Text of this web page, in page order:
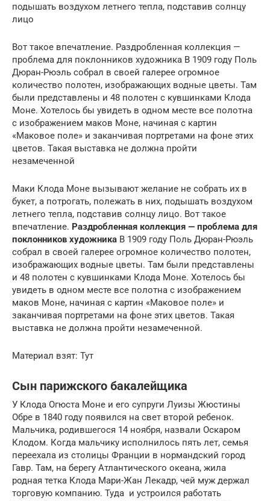
подышать воздухом летнего тепла, подставив солнцу
лицо
Вот такое впечатление. Раздробленная коллекция —
проблема для поклонников художника В 1909 году Поль
Дюран-Рюэль собрал в своей галерее огромное
количество полотен, изображающих водные цветы. Там
были представлены и 48 полотен с кувшинками Клода
Моне. Хотелось бы увидеть в одном месте все полотна
с изображением маков Моне, начиная с картин
«Маковое поле» и заканчивая портретами на фоне этих
цветов. Такая выставка не должна пройти
незамеченной
Маки Клода Моне вызывают желание не собрать их в
букет, а потрогать, полежать в них, подышать воздухом
летнего тепла, подставив солнцу лицо. Вот такое
впечатление. Раздробленная коллекция — проблема для
поклонников художника В 1909 году Поль Дюран-Рюэль
собрал в своей галерее огромное количество полотен,
изображающих водные цветы. Там были представлены
и 48 полотен с кувшинками Клода Моне. Хотелось бы
увидеть в одном месте все полотна с изображением
маков Моне, начиная с картин «Маковое поле» и
заканчивая портретами на фоне этих цветов. Такая
выставка не должна пройти незамеченной.
Материал взят: Тут
Сын парижского бакалейщика
У Клода Огюста Моне и его супруги Луизы Жюстины
Обре в 1840 году появился на свет второй ребенок.
Мальчика, родившегося 14 ноября, назвали Оскаром
Клодом. Когда мальчику исполнилось пять лет, семья
переехала из столицы Франции в нормандский город
Гавр. Там, на берегу Атлантического океана, жила
родная тетка Клода Мари-Жан Лекадр, чей муж держал
торговую компанию. Туда и устроился работать